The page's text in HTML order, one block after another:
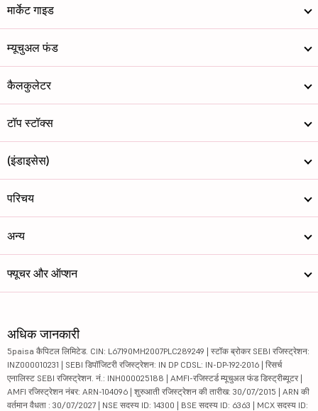
मार्केट गाइड
म्यूचुअल फंड
कैलकुलेटर
टॉप स्टॉक्स
(इंडाइसेस)
परिचय
अन्य
फ्यूचर और ऑप्शन
अधिक जानकारी
5paisa कैपिटल लिमिटेड. CIN: L67190MH2007PLC289249 | स्टॉक ब्रोकर SEBI रजिस्ट्रेशन:
INZ000010231 | SEBI डिपॉजिटरी रजिस्ट्रेशन: IN DP CDSL: IN-DP-192-2016 | रिसर्च
एनालिस्ट SEBI रजिस्ट्रेशन. नं.: INH000025188 | AMFI-रजिस्टर्ड म्यूचुअल फंड डिस्ट्रीब्यूटर |
AMFI रजिस्ट्रेशन नंबर: ARN-104096 | शुरुआती रजिस्ट्रेशन की तारीख: 30/07/2015 | ARN की
वर्तमान वैधता : 30/07/2027 | NSE सदस्य ID: 14300 | BSE सदस्य ID: 6363 | MCX सदस्य ID: